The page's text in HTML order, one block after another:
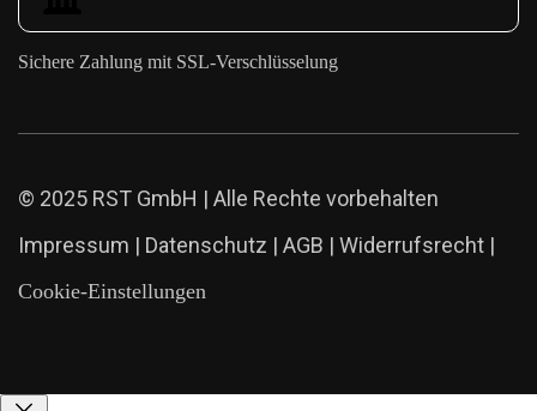
Sichere Zahlung mit SSL-Verschlüsselung
© 2025 RST GmbH | Alle Rechte vorbehalten
Impressum | Datenschutz | AGB | Widerrufsrecht |
Cookie-Einstellungen